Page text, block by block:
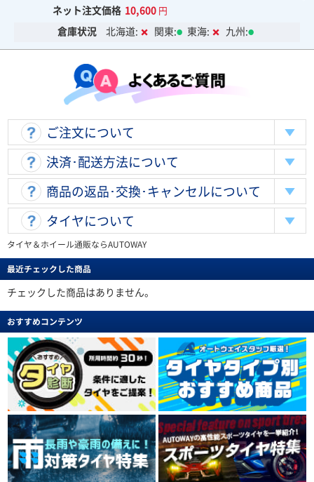
ネット注文価格 10,600 円
倉庫状況 北海道: 関東: 東海: 九州:
ご注文について
決済･配送方法について
商品の返品･交換･キャンセルについて
タイヤについて
タイヤ＆ホイール通販ならAUTOWAY
最近チェックした商品
チェックした商品はありません。
おすすめコンテンツ